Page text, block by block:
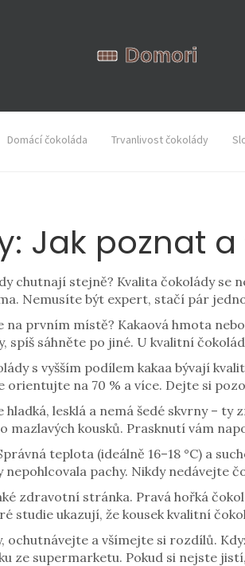
Domácí čokoláda Trvanlivost čokolády
Jak poznat
chutnají stejně? Kvalita čokolády
Nemusíte být expert, stačí pár
prvním místě? Kakaová hmota
sáhněte po jiné. U kvalitní
s vyšším podílem kakaa bývají
orientujte na 70 % a více. Dejte si
lesklá a nemá šedé skvrny –
kousků. Prasknutí vám
teplota (ideálně 16–18 °C) a
nepohlcovala pachy. Nikdy
zdravotní stránka. Pravá hořká
studie ukazují, že kousek kvalitní
ochutnávejte a všímejte si rozdílů.
ze supermarketu. Pokud si nejste